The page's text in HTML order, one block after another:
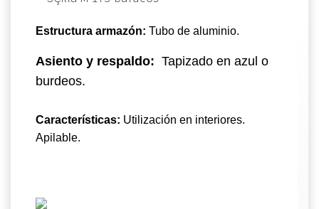
Estructura armazón: Tubo de aluminio.
Asiento y respaldo: Tapizado en azul o
burdeos.
Características: Utilización en interiores.
Apilable.